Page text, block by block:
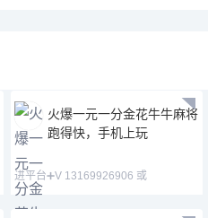
火爆一元一分金花牛牛麻将
跑得快，手机上玩
进平台➕V 13169926906 或